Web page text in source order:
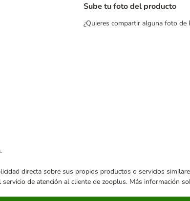
Sube tu foto del producto
¿Quieres compartir alguna foto de
directa sobre sus propios productos o servicios
de atención al cliente de zooplus. Más información